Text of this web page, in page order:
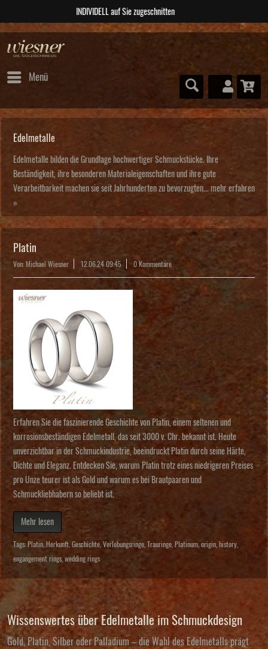
ABSOLUTE Unikate
Menü
Edelmetalle
Edelmetalle bilden die Grundlage hochwertiger Schmuckstücke. Ihre
Beständigkeit, ihre besonderen Materialeigenschaften und ihre gute
Verarbeitbarkeit machen sie seit Jahrhunderten zu bevorzugten... mehr erfahren
»
Platin
Von: Michael Wiesner 12.06.24 09:45 0 Kommentare
Erfahren Sie die faszinierende Geschichte von Platin, einem seltenen und
korrosionsbeständigen Edelmetall, das seit 3000 v. Chr. bekannt ist. Heute
unverzichtbar in der Schmuckindustrie, beeindruckt Platin durch seine Härte,
Dichte und Eleganz. Entdecken Sie, warum Platin trotz eines niedrigeren Preises
pro Unze teurer ist als Gold und warum es bei Brautpaaren und
Schmuckliebhabern so beliebt ist.
Mehr lesen
Tags: Platin Herkunft Geschichte Verlobungsringe Trauringe Platinum origin history
engangement rings, wedding rings
Wissenswertes über Edelmetalle im Schmuckdesign
Gold, Platin, Silber oder Palladium – die Wahl des Edelmetalls prägt